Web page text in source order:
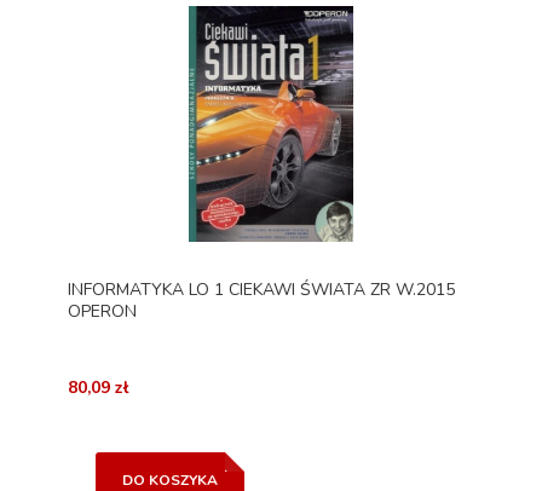
INFORMATYKA LO 1 CIEKAWI ŚWIATA ZR W.2015
OPERON
80,09 zł
DO KOSZYKA